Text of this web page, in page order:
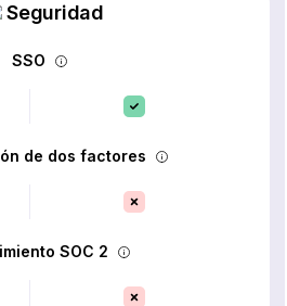
Seguridad
SSO
de dos factores
SOC 2